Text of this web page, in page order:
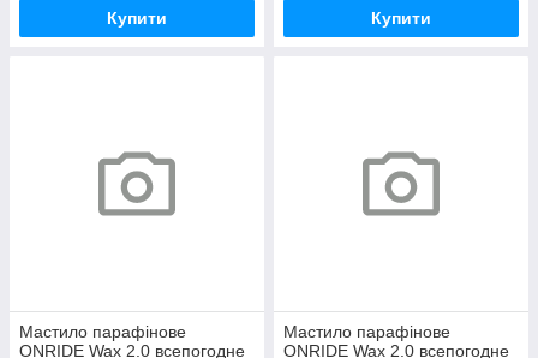
Купити Купити
Мастило парафінове
ONRIDE Wax 2.0 всепогодне
Мастило парафінове
ONRIDE Wax 2.0 всепогодне